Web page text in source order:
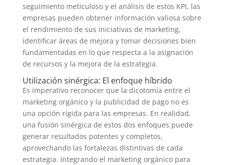
seguimiento meticuloso y el análisis de estos KPI, las
empresas pueden obtener información valiosa sobre
el rendimiento de sus iniciativas de marketing,
identificar áreas de mejora y tomar decisiones bien
fundamentadas en lo que respecta a la asignación
de recursos y la mejora de la estrategia.
Utilización sinérgica: El enfoque híbrido
Es imperativo reconocer que la dicotomía entre el
marketing orgánico y la publicidad de pago no es
una opción rígida para las empresas. En realidad,
una fusión sinérgica de estos dos enfoques puede
generar resultados potentes y completos,
aprovechando las fortalezas distintivas de cada
estrategia. Integrando el marketing orgánico para